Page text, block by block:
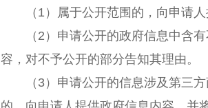
（ 1 ）属于公开范围的，向申请
（ 2 ）申请公开的政府信息中含
容，对不予公开的部分告知其理由。
（ 3）申请公开的信息涉及第三